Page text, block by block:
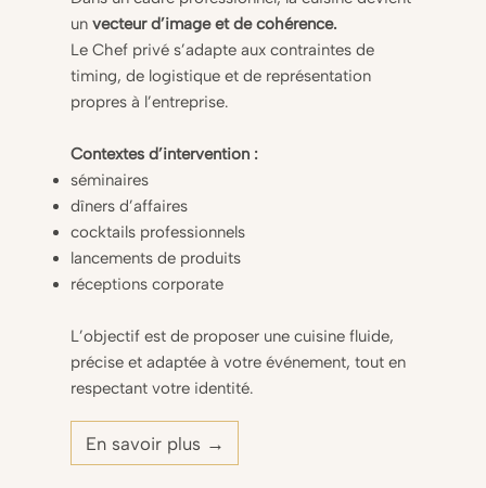
un vecteur d’image et de cohérence.
Le Chef privé s’adapte aux contraintes de
timing, de logistique et de représentation
propres à l’entreprise.
Contextes d’intervention :
séminaires
dîners d’affaires
cocktails professionnels
lancements de produits
réceptions corporate
L’objectif est de proposer une cuisine fluide,
précise et adaptée à votre événement, tout en
respectant votre identité.
En savoir plus →